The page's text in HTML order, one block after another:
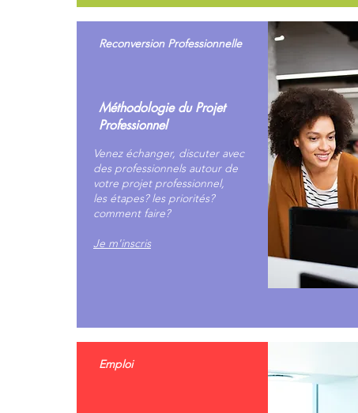
Reconversion Professionnelle
Méthodologie du Projet
Professionnel
Venez échanger, discuter avec
des professionnels autour de
votre projet professionnel,
les étapes? les priorités?
comment faire?
Je m'inscris
Emploi